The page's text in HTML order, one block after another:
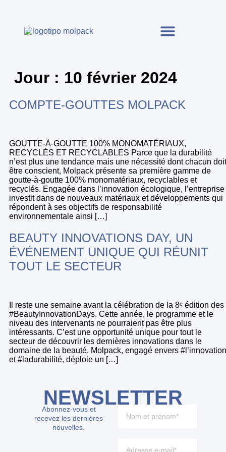
Jour : 10 février 2024
COMPTE-GOUTTES MOLPACK
GOUTTE-À-GOUTTE 100% MONOMATÉRIAUX,
RECYCLÉS ET RECYCLABLES Parce que la durabilité
n’est plus une tendance mais une nécessité dont chacun doit
être conscient, Molpack présente sa première gamme de
goutte-à-goutte 100% monomatériaux, recyclables et
recyclés. Engagée dans l’innovation écologique, l’entreprise
investit dans de nouveaux matériaux et développements qui
répondent à ses objectifs de responsabilité
environnementale ainsi […]
BEAUTY INNOVATIONS DAY, UN
ÉVÉNEMENT UNIQUE QUI RÉUNIT
TOUT LE SECTEUR
Il reste une semaine avant la célébration de la 8ᵉ édition des
#BeautyInnovationDays. Cette année, le programme et le
niveau des intervenants ne pourraient pas être plus
intéressants. C’est une opportunité unique pour tout le
secteur de découvrir les dernières innovations dans le
domaine de la beauté. Molpack, engagé envers #l’innovation
et #ladurabilité, déploie un […]
NEWSLETTER
Abonnez-vous et
recevez les dernières
nouvelles.